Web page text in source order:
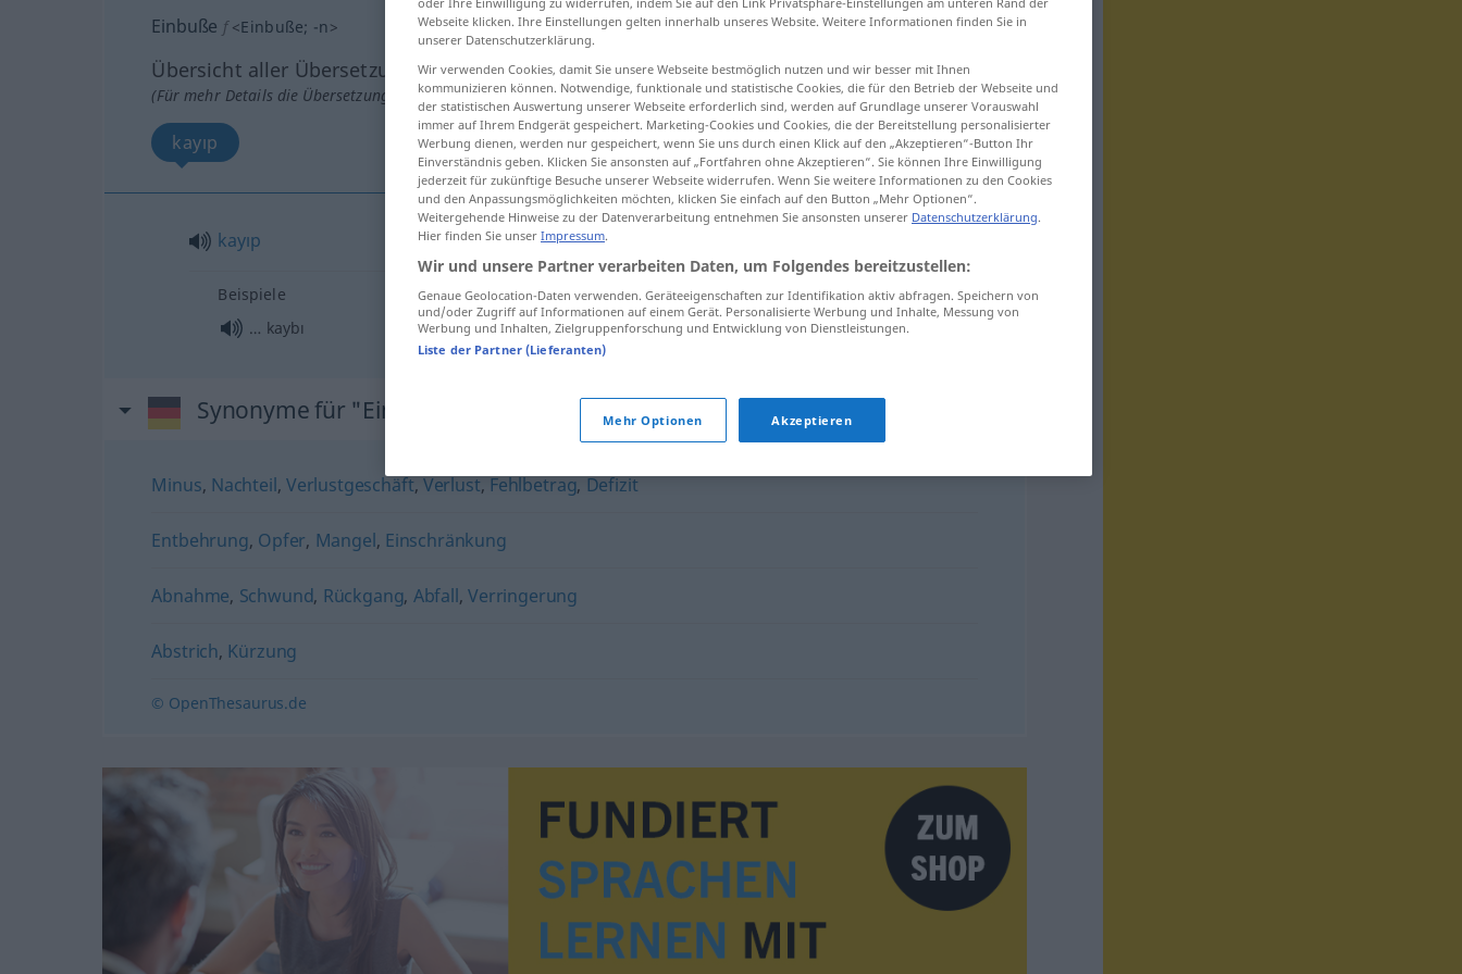
Einbuße f <Einbuße; -n>
Übersicht aller Übersetzungen
(Für mehr Details die Übersetzung anklicken/antippen)
kayıp
kayıp
Beispiele
… kaybı
Einbuße an (DAT )
Synonyme für "Einbuße"
Minus, Nachteil, Verlustgeschäft,Verlust,Fehlbetrag,Defizit
Entbehrung, Opfer, Mangel, Einschränkung
Abnahme, Schwund, Rückgang, Abfall,Verringerung
Abstrich, Kürzung
© OpenThesaurus.de
Webseite klicken. Ihre Einstellungen gelten innerhalb unseres Website. Weitere Informationen finden Sie in
unserer Datenschutzerklärung.
Wir verwenden Cookies, damit Sie unsere Webseite bestmöglich nutzen und wir besser mit Ihnen
kommunizieren können. Notwendige, funktionale und statistische Cookies, die für den Betrieb der Webseite und
der statistischen Auswertung unserer Webseite erforderlich sind, werden auf Grundlage unserer Vorauswahl
immer auf Ihrem Endgerät gespeichert. Marketing-Cookies und Cookies, die der Bereitstellung personalisierter
Werbung dienen, werden nur gespeichert, wenn Sie uns durch einen Klick auf den „Akzeptieren“-Button Ihr
Einverständnis geben. Klicken Sie ansonsten auf „Fortfahren ohne Akzeptieren“. Sie können Ihre Einwilligung
jederzeit für zukünftige Besuche unserer Webseite widerrufen. Wenn Sie weitere Informationen zu den Cookies
und den Anpassungsmöglichkeiten möchten, klicken Sie einfach auf den Button „Mehr Optionen“.
Weitergehende Hinweise zu der Datenverarbeitung entnehmen Sie ansonsten unserer Datenschutzerklärung.
Hier finden Sie unser Impressum.
Wir und unsere Partner verarbeiten Daten, um Folgendes bereitzustellen:
Genaue Geolocation-Daten verwenden. Geräteeigenschaften zur Identifikation aktiv abfragen. Speichern von
und/oder Zugriff auf Informationen auf einem Gerät. Personalisierte Werbung und Inhalte, Messung von
Werbung und Inhalten, Zielgruppenforschung und Entwicklung von Dienstleistungen.
Liste der Partner (Lieferanten)
Mehr Optionen Akzeptieren